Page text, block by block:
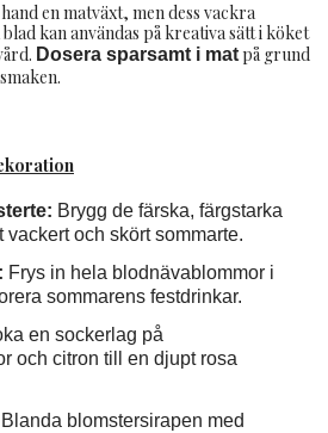
en matväxt, men dess vackra
kan användas på kreativa sätt i köket
Dosera sparsamt i mat på grund
Brygg de färska, färgstarka
vackert och skört sommarte.
Frys in hela blodnävablommor i
sommarens festdrinkar.
en sockerlag på
och citron till en djupt rosa
Blanda blomstersirapen med